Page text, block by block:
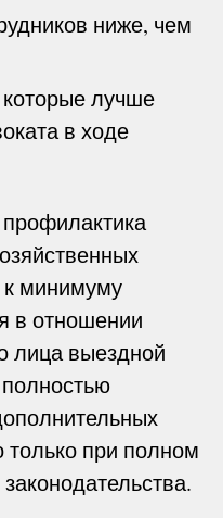
ниже, чем
которые лучше
в ходе
к минимуму
в отношении
лица выездной
при полном